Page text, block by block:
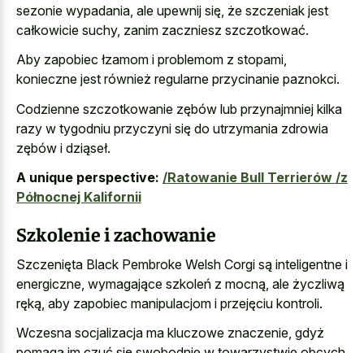
sezonie wypadania, ale upewnij się, że szczeniak jest
całkowicie suchy, zanim zaczniesz szczotkować.
Aby zapobiec łzamom i problemom z stopami,
konieczne jest również regularne przycinanie paznokci.
Codzienne szczotkowanie zębów lub przynajmniej kilka
razy w tygodniu przyczyni się do utrzymania zdrowia
zębów i dziąseł.
A unique perspective: /Ratowanie Bull Terrierów /z
Północnej Kalifornii
Szkolenie i zachowanie
Szczenięta Black Pembroke Welsh Corgi są inteligentne i
energiczne, wymagające szkoleń z mocną, ale życzliwą
ręką, aby zapobiec manipulacjom i przejęciu kontroli.
Wczesna socjalizacja ma kluczowe znaczenie, gdyż